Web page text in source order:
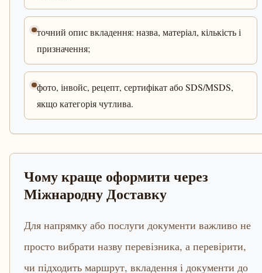
точний опис вкладення: назва, матеріал, кількість і
призначення;
фото, інвойс, рецепт, сертифікат або SDS/MSDS,
якщо категорія чутлива.
Чому краще оформити через
Міжнародну Доставку
Для напрямку або послуги документи важливо не
просто вибрати назву перевізника, а перевірити,
чи підходить маршрут, вкладення і документи до